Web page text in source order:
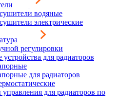
водяные
электрические
регулировки
для радиаторов
для радиаторов
для радиаторов по